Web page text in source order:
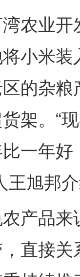
业开
小米
的杂
架。“
一年
王旭邦
品来
直接